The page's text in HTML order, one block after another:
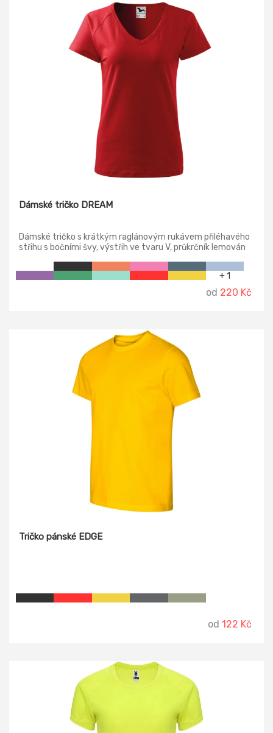
Dámské tričko DREAM
Dámské tričko s krátkým raglánovým rukávem přiléhavého
střihu s bočními švy, výstřih ve tvaru V, průkrčník lemován
+ 1
od 220 Kč
Tričko pánské EDGE
od 122 Kč